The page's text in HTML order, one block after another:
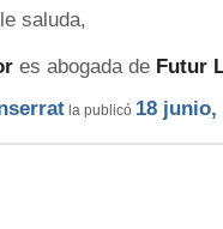
saluda,
es abogada de Futur
la publicó 18 junio,